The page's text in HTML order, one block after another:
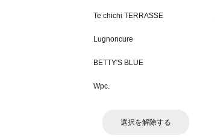
Te chichi TERRASSE
Lugnoncure
BETTY'S BLUE
Wpc.
選択を解除する